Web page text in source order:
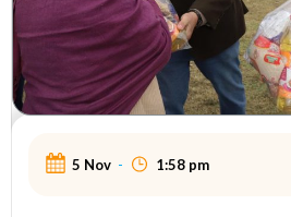
5 Nov - 1:58 pm